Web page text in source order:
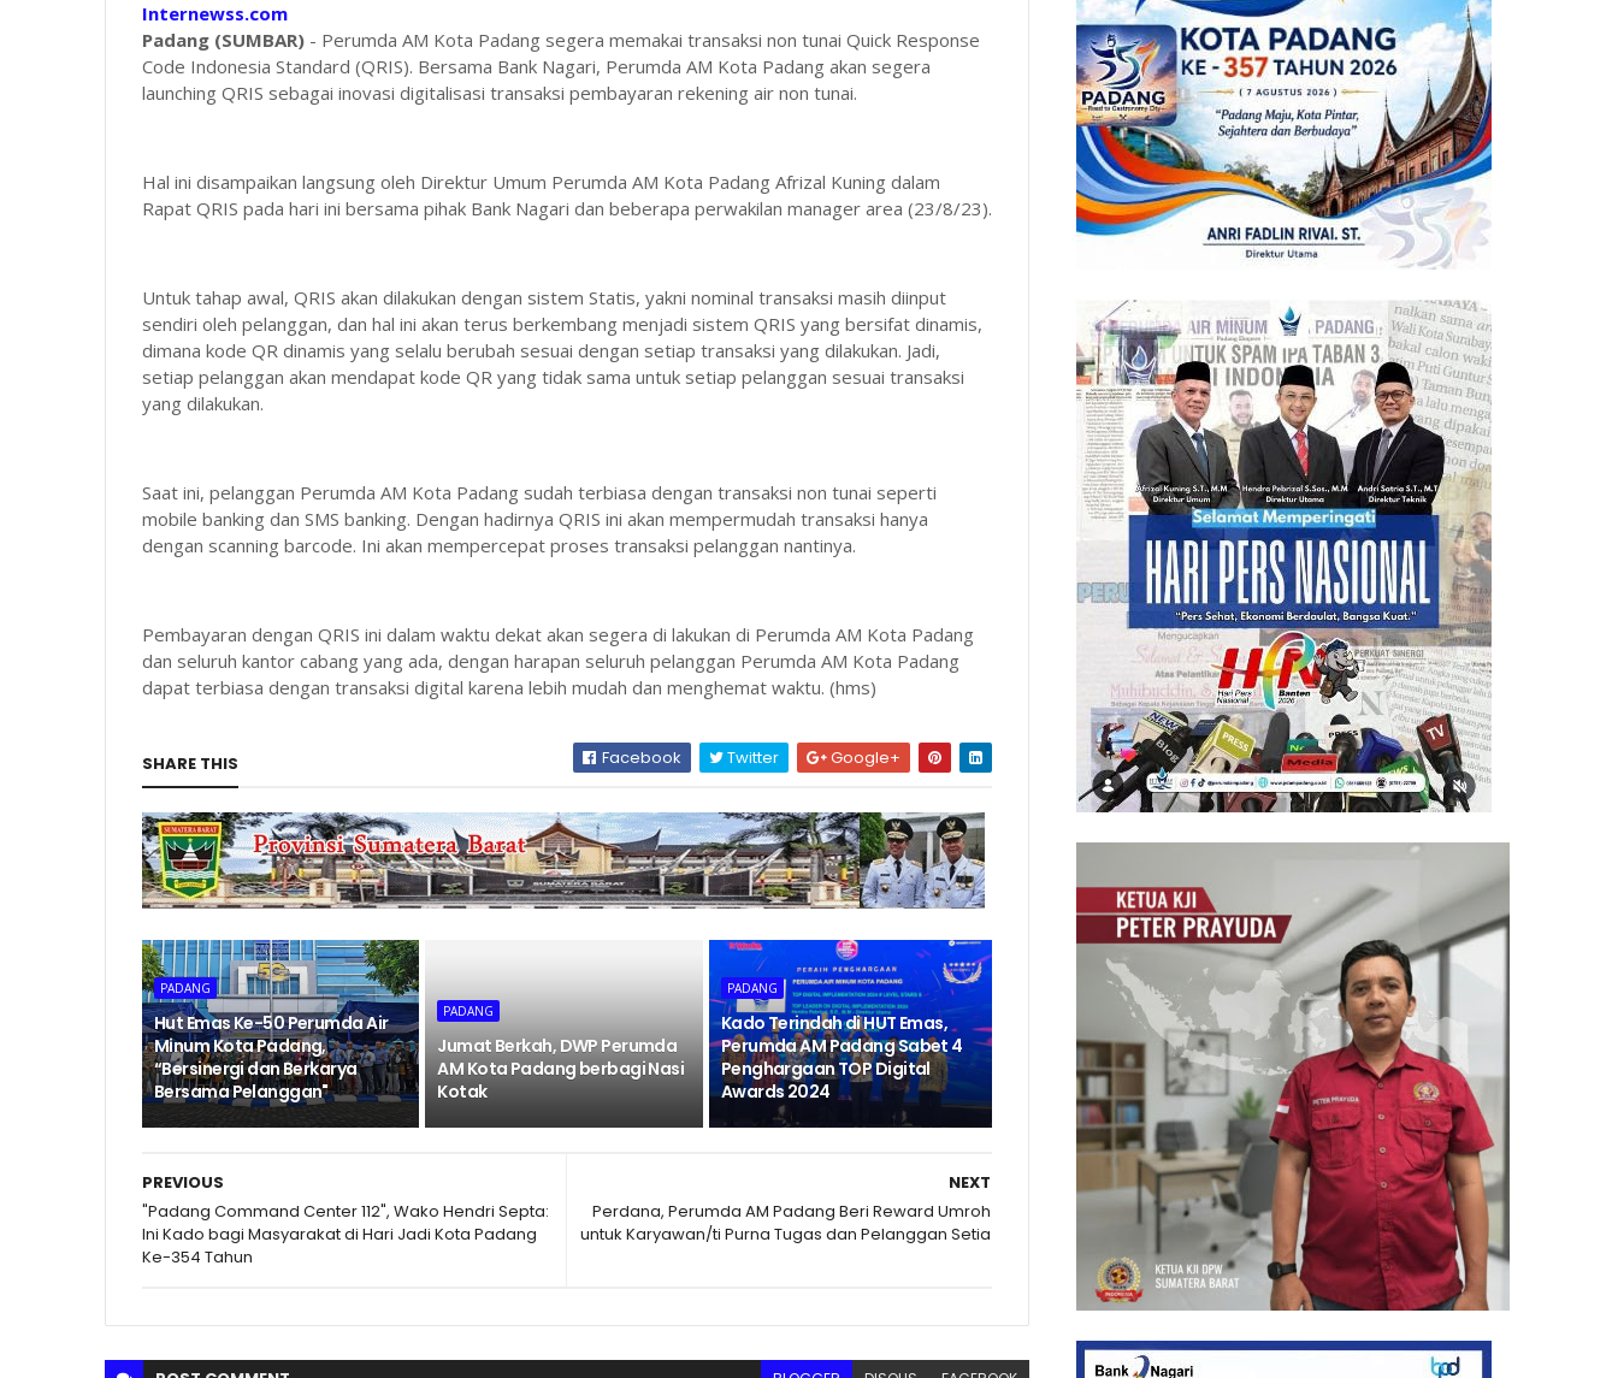
Internewss.com
Padang (SUMBAR) - Perumda AM Kota Padang segera memakai transaksi non tunai Quick Response
Code Indonesia Standard (QRIS). Bersama Bank Nagari, Perumda AM Kota Padang akan segera
launching QRIS sebagai inovasi digitalisasi transaksi pembayaran rekening air non tunai.
Hal ini disampaikan langsung oleh Direktur Umum Perumda AM Kota Padang Afrizal Kuning dalam
Rapat QRIS pada hari ini bersama pihak Bank Nagari dan beberapa perwakilan manager area (23/8/23).
Untuk tahap awal, QRIS akan dilakukan dengan sistem Statis, yakni nominal transaksi masih diinput
sendiri oleh pelanggan, dan hal ini akan terus berkembang menjadi sistem QRIS yang bersifat dinamis,
dimana kode QR dinamis yang selalu berubah sesuai dengan setiap transaksi yang dilakukan. Jadi,
setiap pelanggan akan mendapat kode QR yang tidak sama untuk setiap pelanggan sesuai transaksi
yang dilakukan.
Saat ini, pelanggan Perumda AM Kota Padang sudah terbiasa dengan transaksi non tunai seperti
mobile banking dan SMS banking. Dengan hadirnya QRIS ini akan mempermudah transaksi hanya
dengan scanning barcode. Ini akan mempercepat proses transaksi pelanggan nantinya.
Pembayaran dengan QRIS ini dalam waktu dekat akan segera di lakukan di Perumda AM Kota Padang
dan seluruh kantor cabang yang ada, dengan harapan seluruh pelanggan Perumda AM Kota Padang
dapat terbiasa dengan transaksi digital karena lebih mudah dan menghemat waktu. (hms)
SHARE THIS Facebook Twitter Google+
PADANG
Hut Emas Ke-50 Perumda Air
Minum Kota Padang,
“Bersinergi dan Berkarya
Bersama Pelanggan"
PADANG
Jumat Berkah, DWP Perumda
AM Kota Padang berbagi Nasi
Kotak
PADANG
Kado Terindah di HUT Emas,
Perumda AM Padang Sabet 4
Penghargaan TOP Digital
Awards 2024
NEXT
Perdana, Perumda AM Padang Beri Reward Umroh
untuk Karyawan/ti Purna Tugas dan Pelanggan Setia
PREVIOUS
"Padang Command Center 112", Wako Hendri Septa:
Ini Kado bagi Masyarakat di Hari Jadi Kota Padang
Ke-354 Tahun